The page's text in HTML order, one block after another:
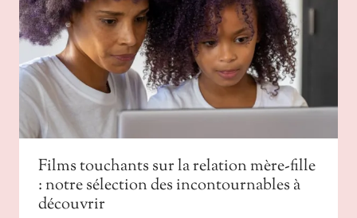
Films touchants sur la relation mère-fille
: notre sélection des incontournables à
découvrir